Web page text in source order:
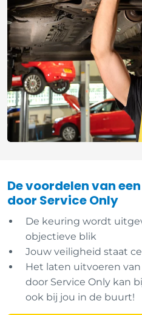
De voordelen van
door Service Only
De keuring wordt
objectieve blik
Jouw veiligheid staat
Het laten uitvoeren
door Service Only kan
ook bij jou in de buurt!